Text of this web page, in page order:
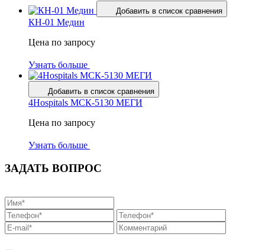
Добавить в список сравнения
КН-01 Медин
Цена по запросу
Узнать больше
Добавить в список сравнения
4Hospitals МСК-5130 МЕГИ
Цена по запросу
Узнать больше
ЗАДАТЬ ВОПРОС